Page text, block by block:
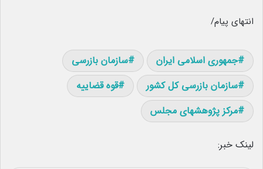
انتهای پیام/
جمهوری اسلامی ایران
سازمان بازرسی
سازمان بازرسی کل کشور
قوه قضاییه
مرکز پژوهشهای مجلس
لینک خبر: